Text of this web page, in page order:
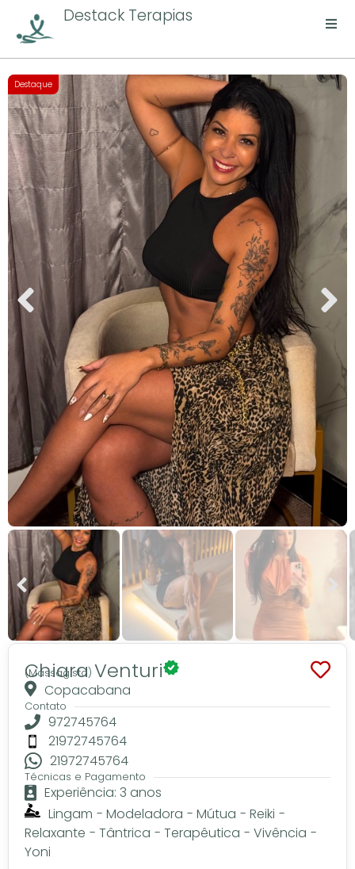
Destack Terapias
Destaque
Chiara Venturi
(Massagista)
Copacabana
Contato
972745764
21972745764
21972745764
Técnicas e Pagamento
Experiência: 3 anos
Lingam - Modeladora - Mútua - Reiki -
Relaxante - Tântrica - Terapêutica - Vivência -
Yoni